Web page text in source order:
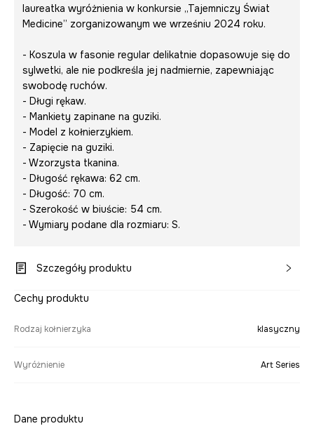
laureatka wyróżnienia w konkursie „Tajemniczy Świat
Medicine” zorganizowanym we wrześniu 2024 roku.
- Koszula w fasonie regular delikatnie dopasowuje się do
sylwetki, ale nie podkreśla jej nadmiernie, zapewniając
swobodę ruchów.
- Długi rękaw.
- Mankiety zapinane na guziki.
- Model z kołnierzykiem.
- Zapięcie na guziki.
- Wzorzysta tkanina.
- Długość rękawa: 62 cm.
- Długość: 70 cm.
- Szerokość w biuście: 54 cm.
- Wymiary podane dla rozmiaru: S.
Szczegóły produktu
Cechy produktu
Rodzaj kołnierzyka klasyczny
Wyróżnienie Art Series
Dane produktu